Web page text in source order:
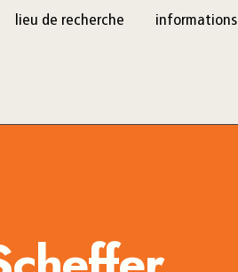
lieu de recherche informations